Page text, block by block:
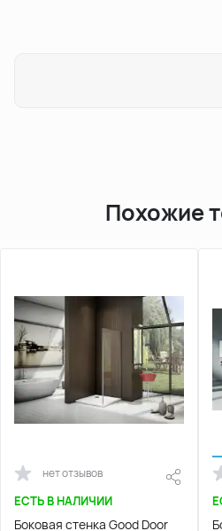
Похожие
нет отзывов
ЕСТЬ В НАЛИЧИИ
Боковая стенка Good Door